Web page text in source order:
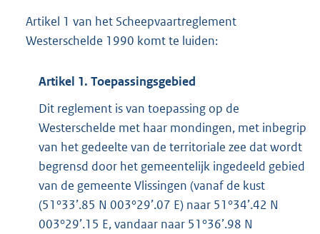
Artikel 1 van het Scheepvaartreglement
Westerschelde 1990 komt te luiden:
Artikel 1. Toepassingsgebied
Dit reglement is van toepassing op de
Westerschelde met haar mondingen, met inbegrip
van het gedeelte van de territoriale zee dat wordt
begrensd door het gemeentelijk ingedeeld gebied
van de gemeente Vlissingen (vanaf de kust
(51°33’.85 N 003°29’.07 E) naar 51°34’.42 N
003°29’.15 E, vandaar naar 51°36’.98 N